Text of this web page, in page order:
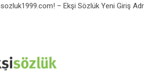
– Ekşi Sözlük Yeni Giriş